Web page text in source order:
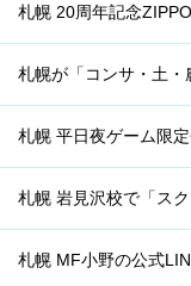
札幌 20周年記念
札幌が「コンサ・土
札幌 平日夜ゲーム限
札幌 岩見沢校で「ス
札幌 MF小野の公式